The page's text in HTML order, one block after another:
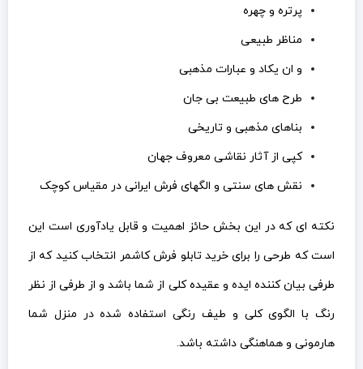
پرتره و چهره
مناظر طبیعی
و ان یکاد و عبارات مذهبی
طرح های طبیعت بی جان
بناهای مذهبی و تاریخی
کپی از آثار نقاشی معروف جهان
نقش های سنتی و الگهای فرش ایرانی در مقیاس کوچک
نکته ای که در این بخش حائز اهمیت و قابل یادآوری است این
است که طرحی را برای خرید تابلو فرش کاشمر انتخاب کنید که از
طرفی بیان کننده ایده و عقیده کلی از شما باشد و از طرفی از نظر
رنگ با الگوی کلی و طیف رنگی استفاده شده در منزل شما
هارمونی و هماهنگی داشته باشد.